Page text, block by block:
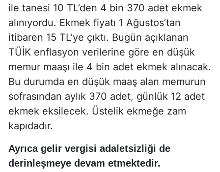
ile tanesi 10 TL’den 4 bin 370 adet ekmek
alınıyordu. Ekmek fiyatı 1 Ağustos’tan
itibaren 15 TL’ye çıktı. Bugün açıklanan
TÜİK enflasyon verilerine göre en düşük
memur maaşı ile 4 bin adet ekmek alınacak.
Bu durumda en düşük maaş alan memurun
sofrasından aylık 370 adet, günlük 12 adet
ekmek eksilecek. Üstelik ekmeğe zam
kapıdadır.
Ayrıca gelir vergisi adaletsizliği de
derinleşmeye devam etmektedir.